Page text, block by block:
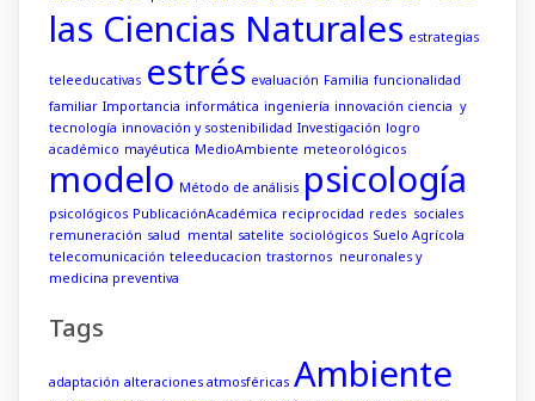
las Ciencias Naturales estrategias
teleeducativas estrés evaluación Familia funcionalidad
familiar Importancia informática ingeniería innovación ciencia y
tecnología innovación y sostenibilidad Investigación logro
académico mayéutica MedioAmbiente meteorológicos
modelo Método de análisis psicología
psicológicos PublicaciónAcadémica reciprocidad redes sociales
remuneración salud mental satelite sociológicos Suelo Agrícola
telecomunicación teleeducacion trastornos neuronales y
medicina preventiva
Tags
adaptación alteraciones atmosféricas Ambiente